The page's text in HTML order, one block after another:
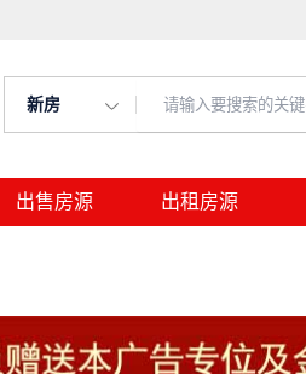
新房
出售房源 出租房源